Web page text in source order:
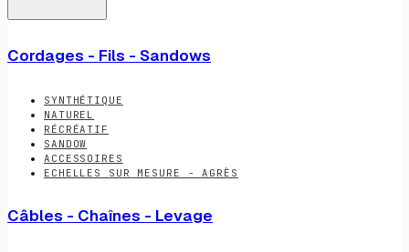
Cordages - Fils - Sandows
SYNTHÉTIQUE
NATUREL
RÉCRÉATIF
SANDOW
ACCESSOIRES
ECHELLES SUR MESURE - AGRÈS
Câbles - Chaînes - Levage